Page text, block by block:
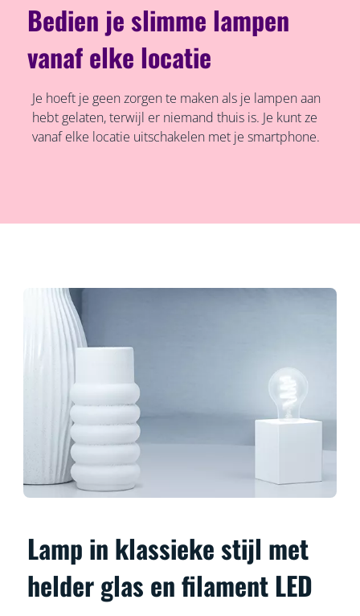
Bedien je slimme lampen
vanaf elke locatie
Je hoeft je geen zorgen te maken als je lampen aan
hebt gelaten, terwijl er niemand thuis is. Je kunt ze
vanaf elke locatie uitschakelen met je smartphone.
Lamp in klassieke stijl met
helder glas en filament LED